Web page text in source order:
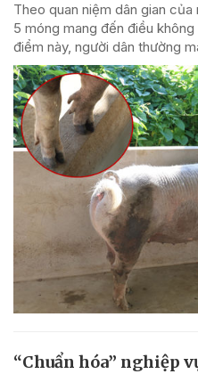
Theo quan niệm dân gian
5 móng mang đến điều
điểm này, người dân thường
“Chuẩn hóa” nghiệp